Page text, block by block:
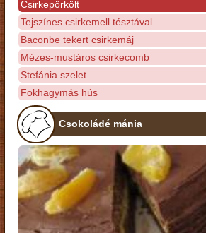
Csirkepörkölt
Tejszínes csirkemell tésztával
Baconbe tekert csirkemáj
Mézes-mustáros csirkecomb
Stefánia szelet
Fokhagymás hús
Csokoládé mánia